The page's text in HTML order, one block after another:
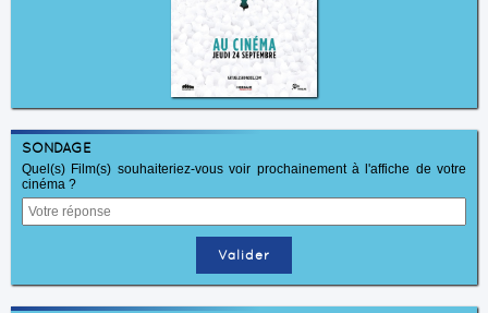
SONDAGE
Quel(s) Film(s) souhaiteriez-vous voir prochainement à l'affiche de votre
cinéma ?